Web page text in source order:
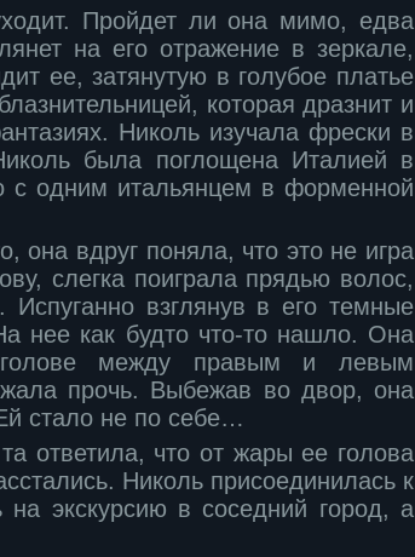
Пройдет ли она мимо, едва
на его отражение в зеркале,
ее, затянутую в голубое платье
которая дразнит и
Николь изучала фрески в
была поглощена Италией в
с одним итальянцем в форменной
вдруг поняла, что это не игра
слегка поиграла прядью волос,
Испуганно взглянув в его темные
нее как будто что-то нашло. Она
голове между правым и левым
прочь. Выбежав во двор, она
стало не по себе…
ответила, что от жары ее голова
Николь присоединилась к
на экскурсию в соседний город, а